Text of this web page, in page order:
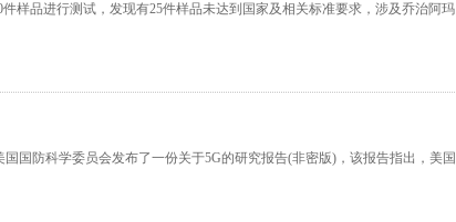
样品进行测试，发现有25件样品未达到国家及相关标准要求，涉及乔治阿玛
国国防科学委员会发布了一份关于5G的研究报告(非密版)，该报告指出，美国